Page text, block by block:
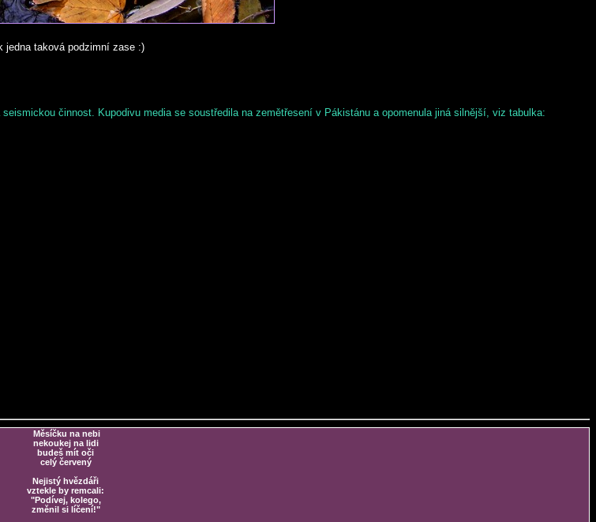
jedna taková podzimní zase :)
činnost. Kupodivu media se soustředila na zemětřesení v Pákistánu a opomenula jiná silnější, viz tabulka:
Měsíčku na nebi
nekoukej na lidi
budeš mít oči
celý červený
Nejistý hvězdáři
vztekle by remcali:
"Podívej, kolego,
změnil si líčení!"